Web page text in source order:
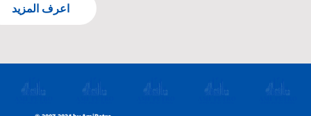
اعرف المزيد